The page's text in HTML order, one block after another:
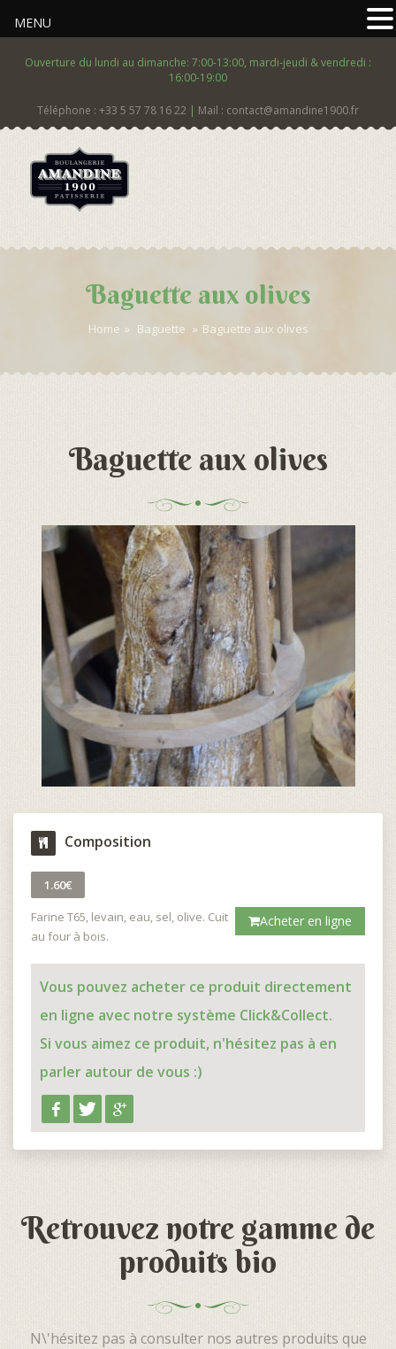
Ouverture du lundi au dimanche: 7:00-13:00, mardi-jeudi & vendredi :
16:00-19:00
Téléphone : +33 5 57 78 16 22 | Mail : contact@amandine1900.fr
Baguette aux olives
Home » Baguette » Baguette aux olives
Baguette aux olives
Composition
1.60€
Acheter en ligne
Farine T65, levain, eau, sel, olive. Cuit
au four à bois.
Vous pouvez acheter ce produit directement
en ligne avec notre système Click&Collect.
Si vous aimez ce produit, n'hésitez pas à en
parler autour de vous :)
Retrouvez notre gamme de
produits bio
N\'hésitez pas à consulter nos autres produits que
MENU